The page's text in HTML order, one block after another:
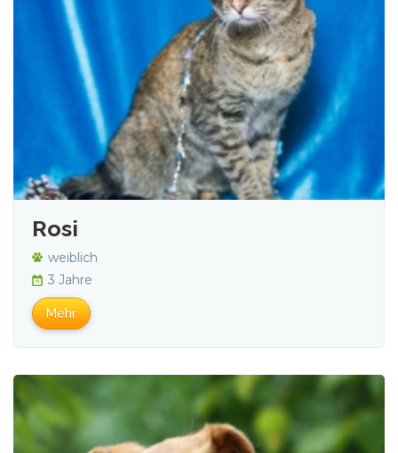
Rosi
weiblich
3 Jahre
Mehr